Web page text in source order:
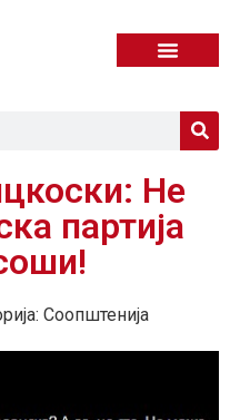
Не
партија
Соопштенија